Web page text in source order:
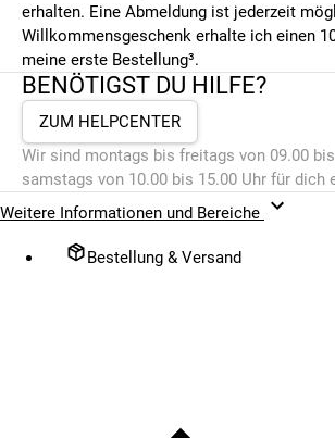
erhalten. Eine Abmeldung ist jederzeit
Willkommensgeschenk erhalte ich einen
meine erste Bestellung³.
BENÖTIGST DU HILFE?
ZUM HELPCENTER
Wir sind montags bis freitags von 09.00
samstags von 10.00 bis 15.00 Uhr für dich
Weitere Informationen und Bereiche
Bestellung & Versand